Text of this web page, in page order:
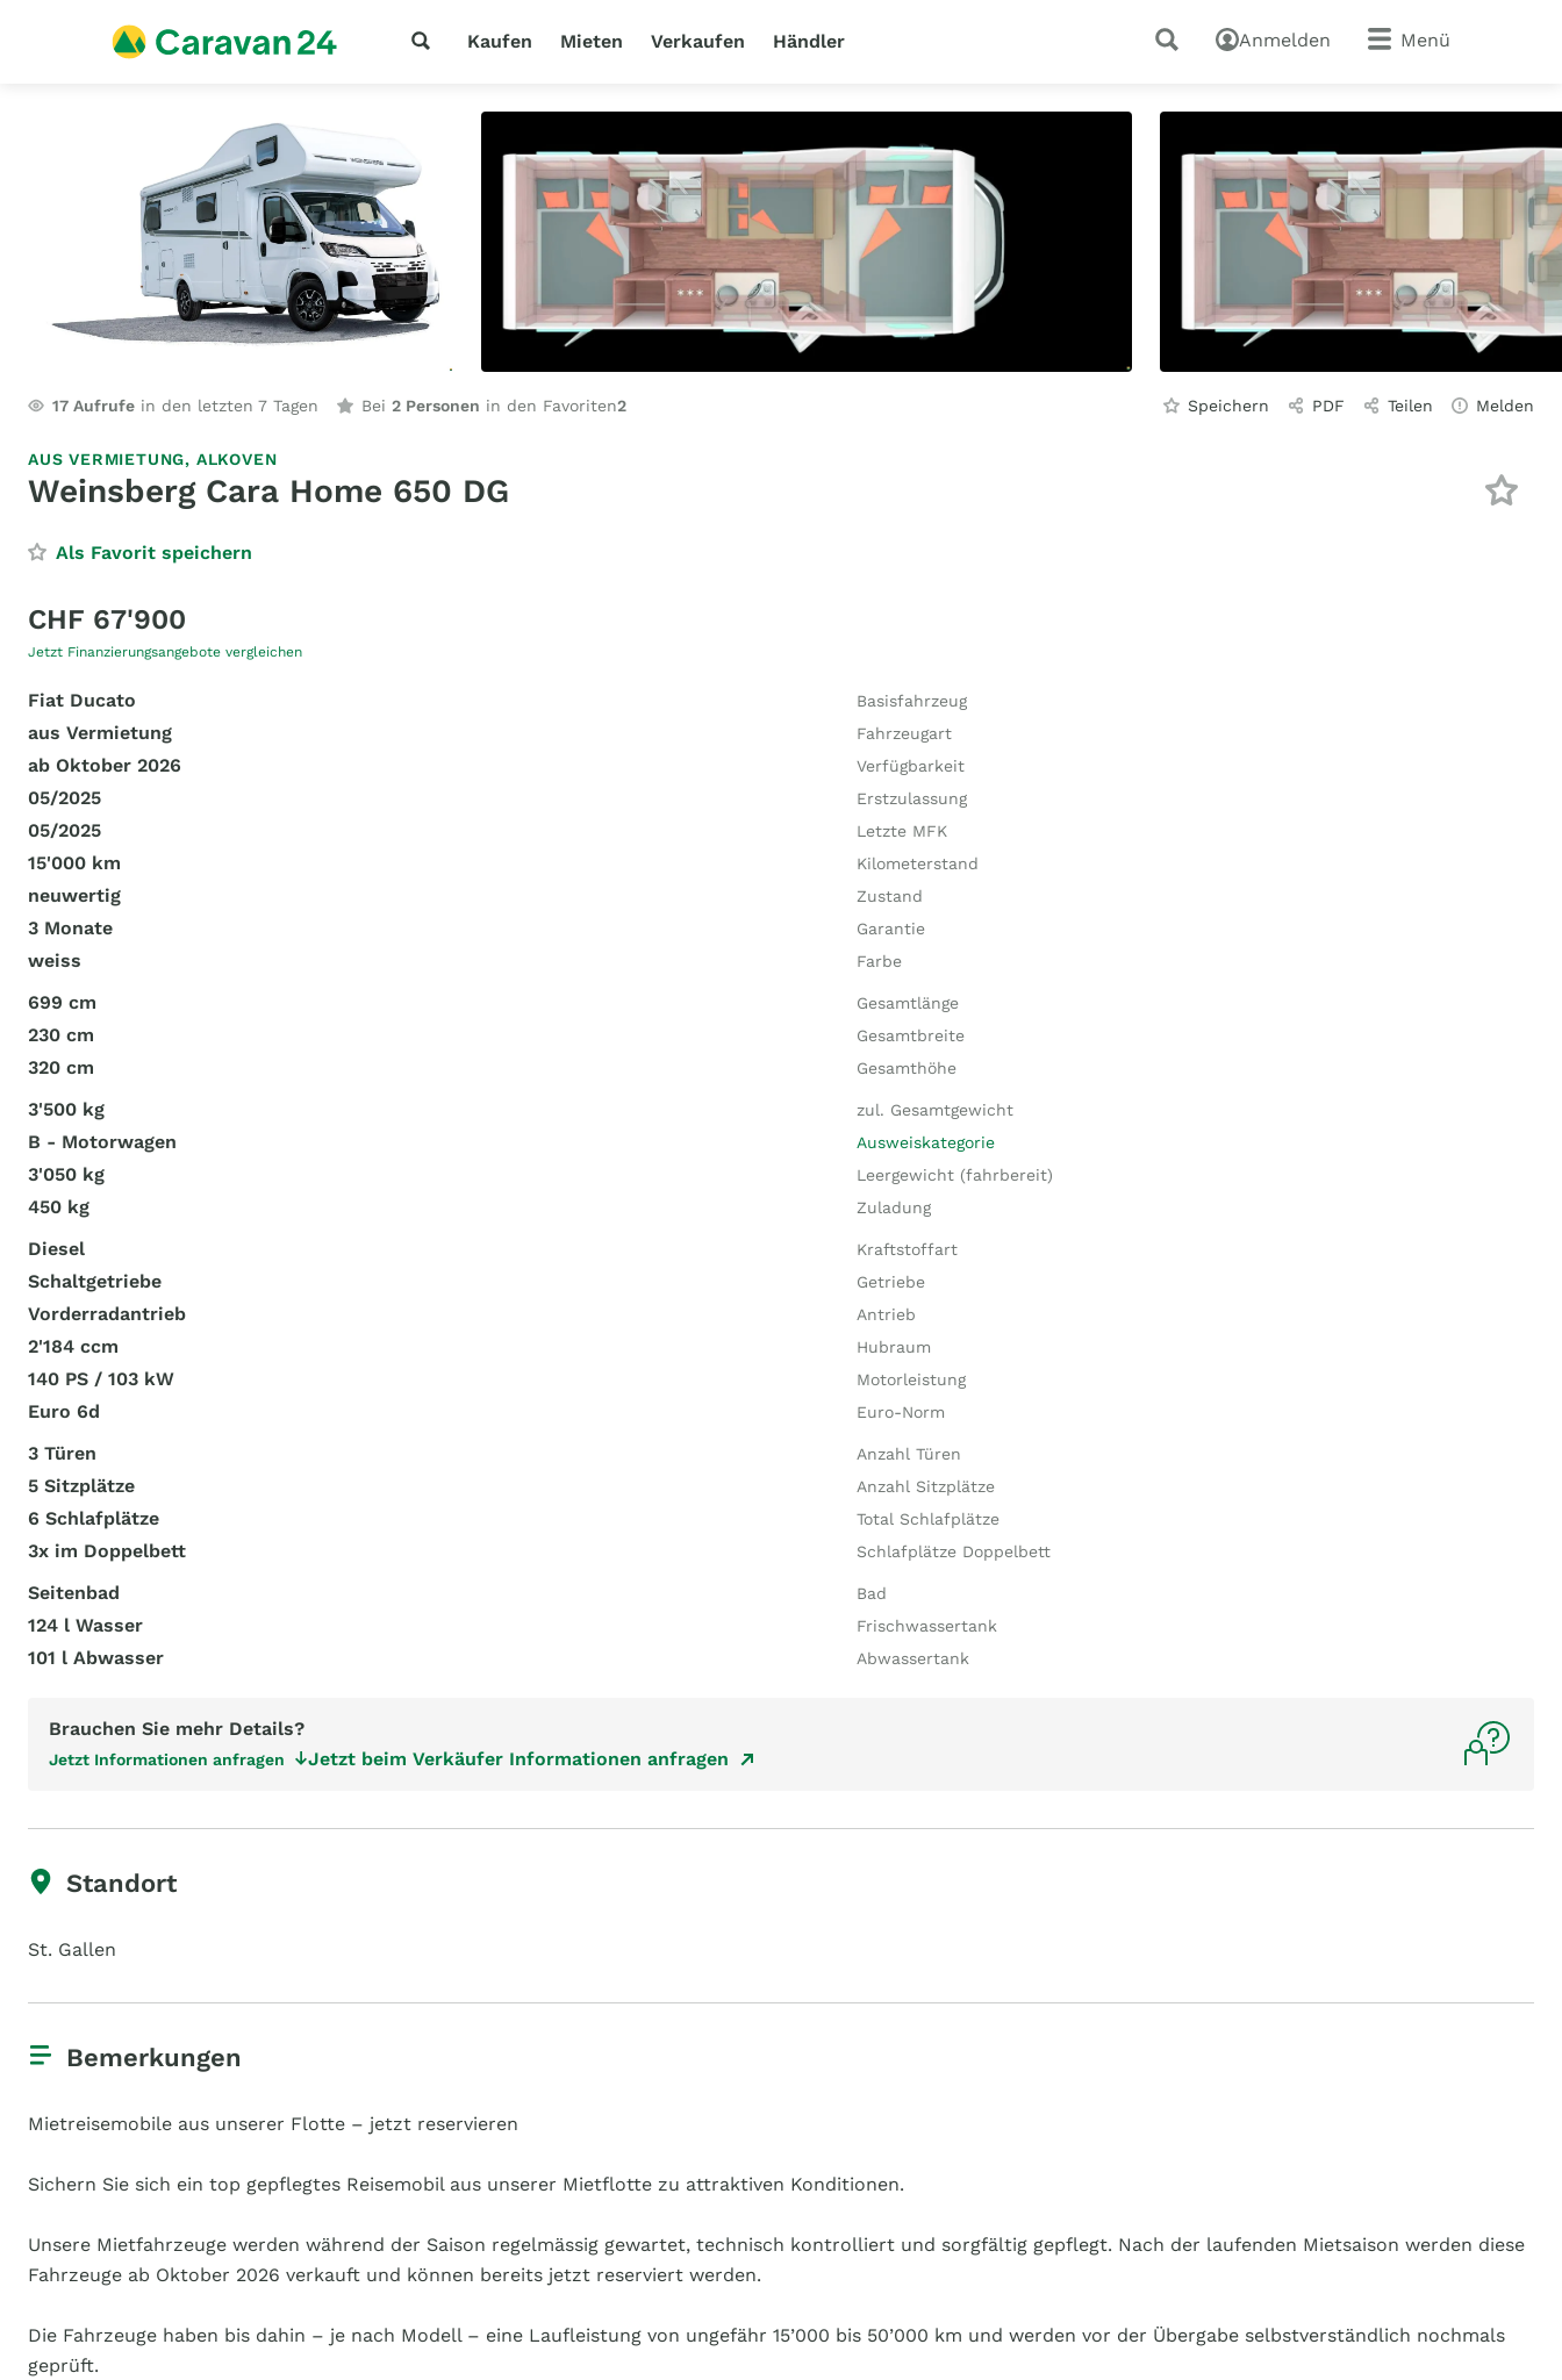
Kaufen Mieten Verkaufen Händler Anmelden Menü
17 Aufrufe in den letzten 7 Tagen Bei 2 Personen in den Favoriten2 Speichern PDF Teilen Melden
AUS VERMIETUNG, ALKOVEN
Weinsberg Cara Home 650 DG
Als Favorit speichern
CHF 67'900
Jetzt Finanzierungsangebote vergleichen
Fiat Ducato Basisfahrzeug
aus Vermietung Fahrzeugart
ab Oktober 2026 Verfügbarkeit
05/2025 Erstzulassung
05/2025 Letzte MFK
15'000 km Kilometerstand
neuwertig Zustand
3 Monate Garantie
weiss Farbe
699 cm Gesamtlänge
230 cm Gesamtbreite
320 cm Gesamthöhe
3'500 kg zul. Gesamtgewicht
B - Motorwagen Ausweiskategorie
3'050 kg Leergewicht (fahrbereit)
450 kg Zuladung
Diesel Kraftstoffart
Schaltgetriebe Getriebe
Vorderradantrieb Antrieb
2'184 ccm Hubraum
140 PS / 103 kW Motorleistung
Euro 6d Euro-Norm
3 Türen Anzahl Türen
5 Sitzplätze Anzahl Sitzplätze
6 Schlafplätze Total Schlafplätze
3x im Doppelbett Schlafplätze Doppelbett
Seitenbad Bad
124 l Wasser Frischwassertank
101 l Abwasser Abwassertank
Brauchen Sie mehr Details?
Jetzt Informationen anfragen Jetzt beim Verkäufer Informationen anfragen
Standort
St. Gallen
Bemerkungen
Mietreisemobile aus unserer Flotte – jetzt reservieren
Sichern Sie sich ein top gepflegtes Reisemobil aus unserer Mietflotte zu attraktiven Konditionen.
Unsere Mietfahrzeuge werden während der Saison regelmässig gewartet, technisch kontrolliert und sorgfältig gepflegt. Nach der laufenden Mietsaison werden diese
Fahrzeuge ab Oktober 2026 verkauft und können bereits jetzt reserviert werden.
Die Fahrzeuge haben bis dahin – je nach Modell – eine Laufleistung von ungefähr 15’000 bis 50’000 km und werden vor der Übergabe selbstverständlich nochmals
geprüft.